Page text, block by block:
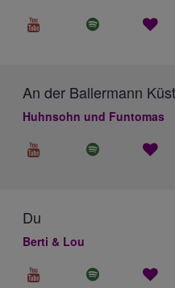
An der Ballermann
Huhnsohn und Funtomas
Du
Berti & Lou